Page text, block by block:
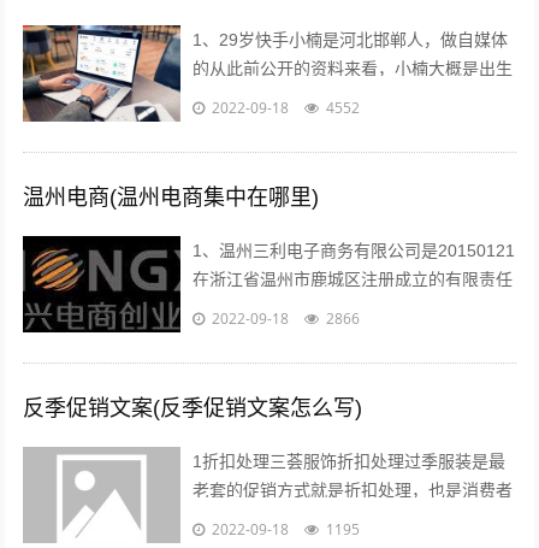
1、29岁快手小楠是河北邯郸人，做自媒体
的从此前公开的资料来看，小楠大概是出生
于1993年的美女，如今29岁上下。...
2022-09-18 4552
温州电商(温州电商集中在哪里)
1、温州三利电子商务有限公司是20150121
在浙江省温州市鹿城区注册成立的有限责任
公司自然人投资或控股，注册地址位于温州
2022-09-18 2866
反季促销文案(反季促销文案怎么写)
1折扣处理三荟服饰折扣处理过季服装是最
老套的促销方式就是折扣处理，也是消费者
最愿意接受的方式也有很多消费者比较乐意
2022-09-18 1195